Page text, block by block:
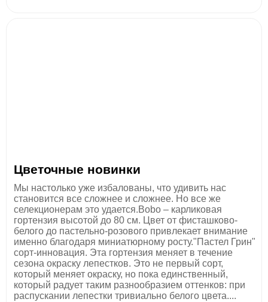
Цветочные новинки
Мы настолько уже избалованы, что удивить нас
становится все сложнее и сложнее. Но все же
селекционерам это удается.Bobo – карликовая
гортензия высотой до 80 см. Цвет от фисташково-
белого до пастельно-розового привлекает внимание
именно благодаря миниатюрному росту."Пастел Грин"
сорт-инновация. Эта гортензия меняет в течение
сезона окраску лепестков. Это не первый сорт,
который меняет окраску, но пока единственный,
который радует таким разнообразием оттенков: при
распускании лепестки тривиально белого цвета....